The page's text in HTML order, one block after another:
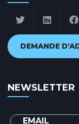
DEMANDE
NEWSLETTER